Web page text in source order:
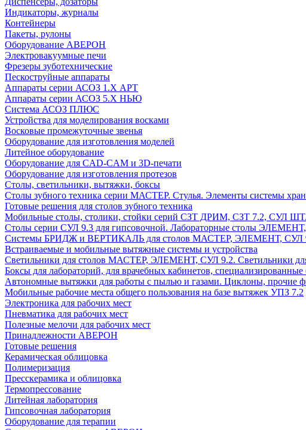
Индикаторы, журналы
Контейнеры
Пакеты, рулоны
Оборудование АВЕРОН
Электровакуумные печи
Фрезеры зуботехнические
Пескоструйные аппараты
Аппараты серии АСОЗ 1.Х АРТ
Аппараты серии АСОЗ 5.Х НЬЮ
Система АСОЗ ПЛЮС
Устройства для моделирования восками
Восковые промежуточные звенья
Оборудование для изготовления моделей
Литейное оборудование
Оборудование для CAD-CAM и 3D-печати
Оборудование для изготовления протезов
Cтолы, светильники, вытяжки, боксы
Столы зубного техника серии МАСТЕР. Стулья. Элементы системы
Готовые решения для столов зубного техника
Мобильные столы, столики, стойки серий СЗТ ДРИМ, СЗТ 7.2, СУЛ
Столы серии СУЛ 9.3 для гипсовочной. Лабораторные столы
Системы БРИДЖ и ВЕРТИКАЛЬ для столов МАСТЕР, ЭЛЕМЕНТ, СУЛ
Встраиваемые и мобильные вытяжные системы и устройства
Светильники для столов МАСТЕР, ЭЛЕМЕНТ, СУЛ 9.2. Светильники
Боксы для лабораторий, для врачебных кабинетов,
Автономные вытяжки для работы с пылью и газами. Циклоны, прочие
Мобильные рабочие места общего пользования на базе вытяжек УПЗ 7.2
Электроника для рабочих мест
Пневматика для рабочих мест
Полезные мелочи для рабочих мест
Принадлежности АВЕРОН
Готовые решения
Керамическая облицовка
Полимеризация
Пресскерамика и облицовка
Термопрессование
Литейная лаборатория
Гипсовочная лаборатория
Оборудование для терапии